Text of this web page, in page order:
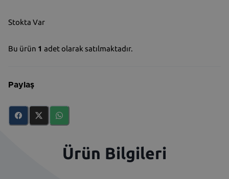
Stokta Var
Bu ürün 1 adet olarak satılmaktadır.
Paylaş
Ürün Bilgileri